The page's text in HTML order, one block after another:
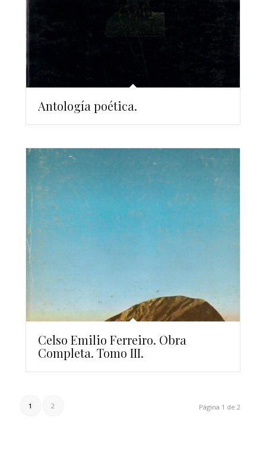
Antología poética.
Celso Emilio Ferreiro. Obra
Completa. Tomo III.
Página 1 de 2
1 2